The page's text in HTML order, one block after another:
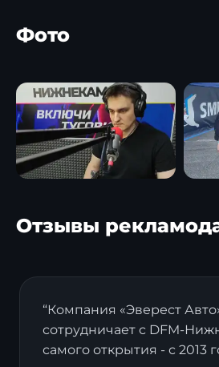
Фото
Отзывы
“Компания «Эверест
сотрудничает с DFM-
самого открытия - с 2013